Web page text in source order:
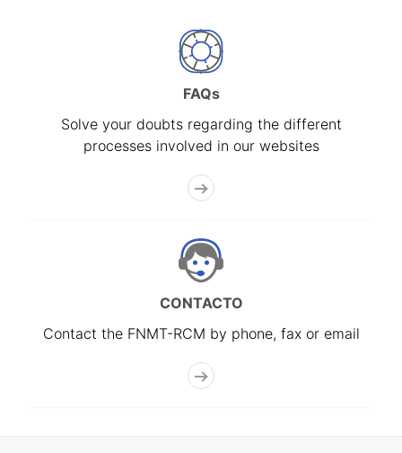
FAQs
Solve your doubts regarding the different
processes involved in our websites
CONTACTO
Contact the FNMT-RCM by phone, fax or email